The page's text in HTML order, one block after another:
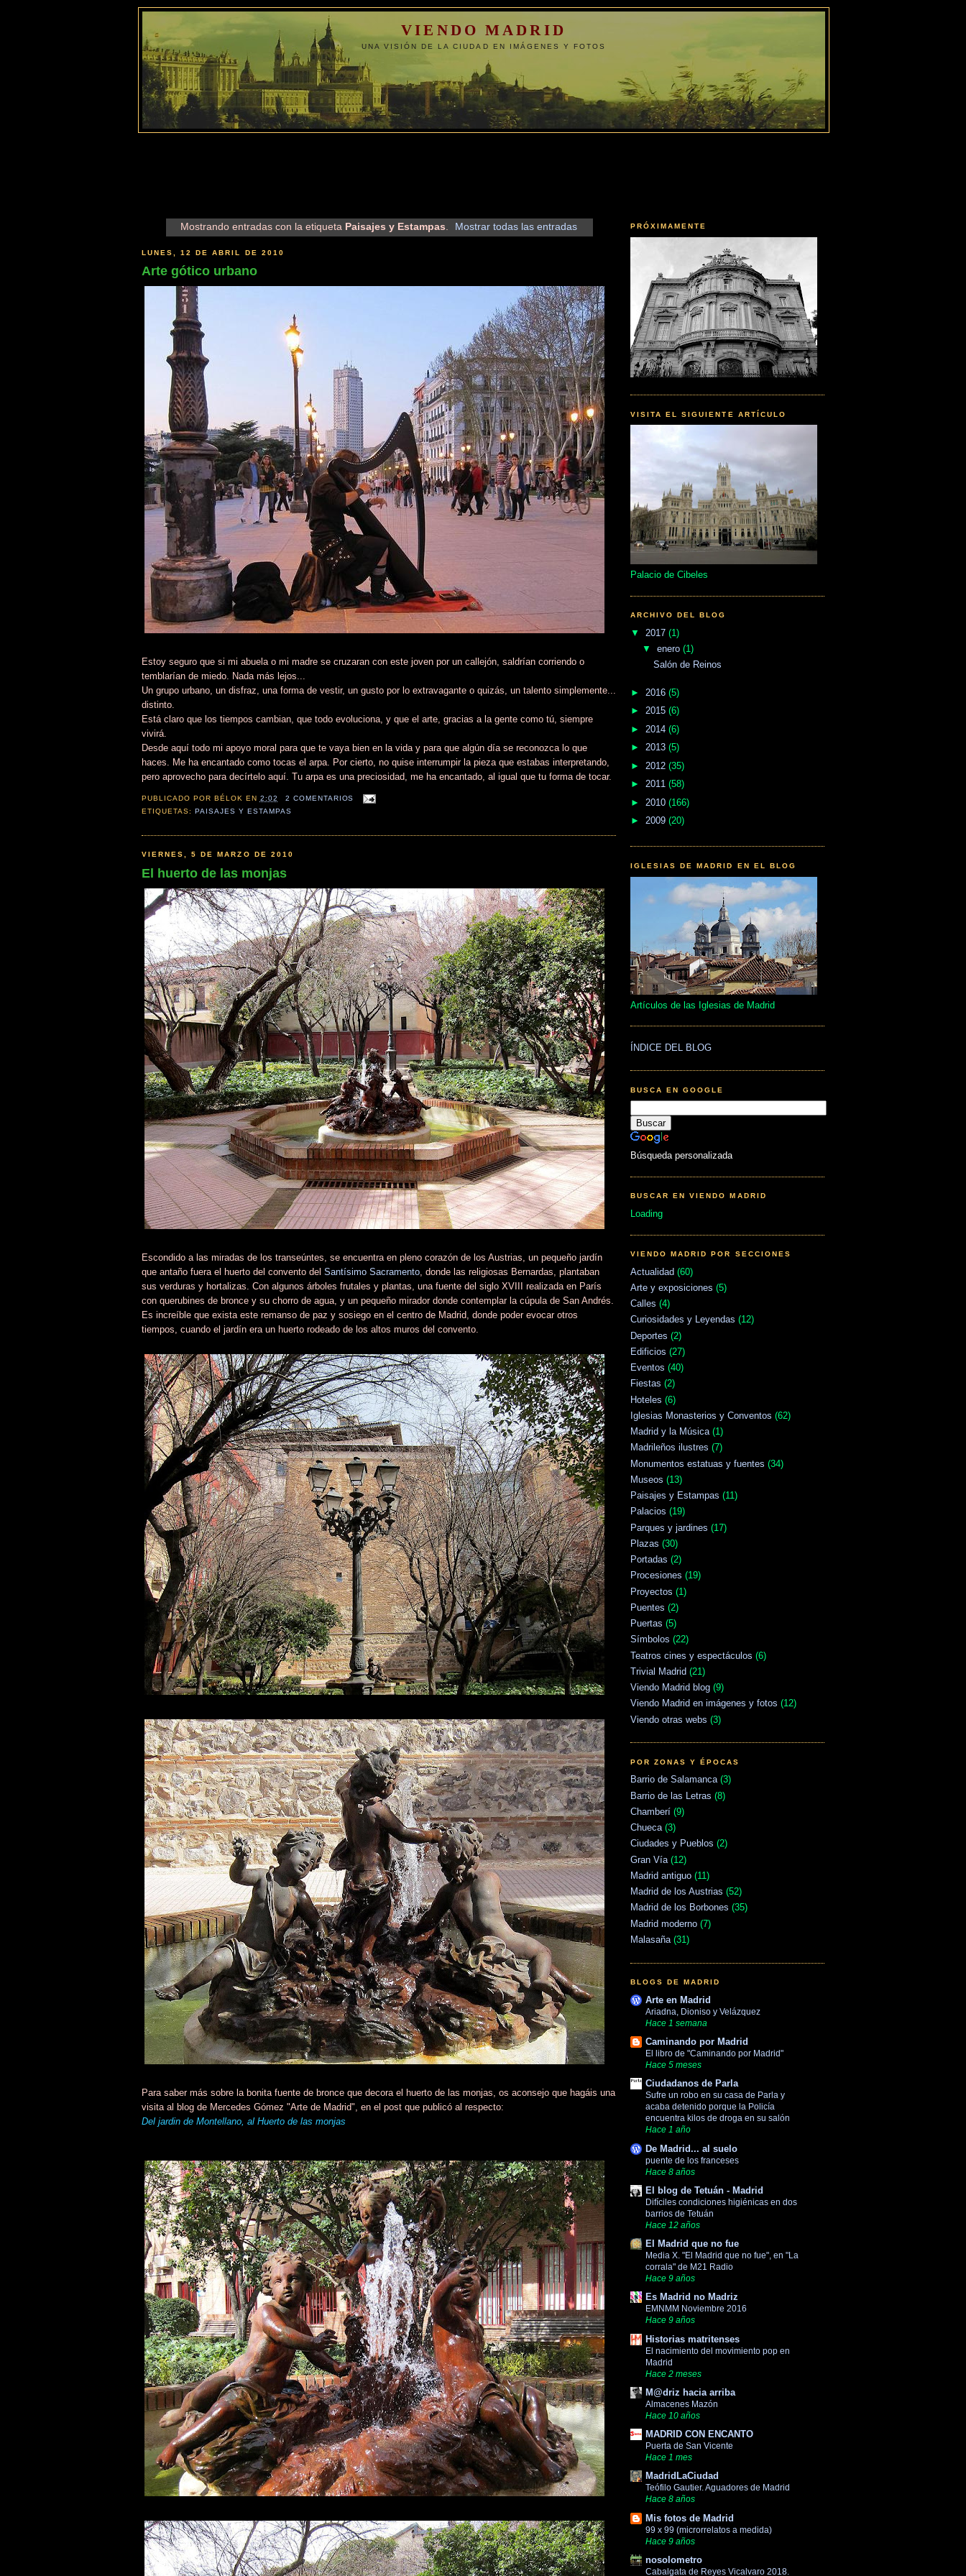
VIENDO MADRID
UNA VISIÓN DE LA CIUDAD EN IMÁGENES Y FOTOS
Mostrando entradas con la etiqueta Paisajes y Estampas. Mostrar todas las entradas
LUNES, 12 DE ABRIL DE 2010
Arte gótico urbano
Estoy seguro que si mi abuela o mi madre se cruzaran con este joven por un callejón, saldrían corriendo o
temblarían de miedo. Nada más lejos...
Un grupo urbano, un disfraz, una forma de vestir, un gusto por lo extravagante o quizás, un talento simplemente...
distinto.
Está claro que los tiempos cambian, que todo evoluciona, y que el arte, gracias a la gente como tú, siempre
vivirá.
Desde aquí todo mi apoyo moral para que te vaya bien en la vida y para que algún día se reconozca lo que
haces. Me ha encantado como tocas el arpa. Por cierto, no quise interrumpir la pieza que estabas interpretando,
pero aprovecho para decírtelo aquí. Tu arpa es una preciosidad, me ha encantado, al igual que tu forma de tocar.
PUBLICADO POR BÉLOK EN 2:02
2 COMENTARIOS
ETIQUETAS: PAISAJES Y ESTAMPAS
VIERNES, 5 DE MARZO DE 2010
El huerto de las monjas
Escondido a las miradas de los transeúntes, se encuentra en pleno corazón de los Austrias, un pequeño jardín
que antaño fuera el huerto del convento del Santísimo Sacramento , donde las religiosas Bernardas, plantaban
sus verduras y hortalizas. Con algunos árboles frutales y plantas, una fuente del siglo XVIII realizada en París
con querubines de bronce y su chorro de agua, y un pequeño mirador donde contemplar la cúpula de San Andrés.
Es increíble que exista este remanso de paz y sosiego en el centro de Madrid, donde poder evocar otros
tiempos, cuando el jardín era un huerto rodeado de los altos muros del convento.
Para saber más sobre la bonita fuente de bronce que decora el huerto de las monjas, os aconsejo que hagáis una
visita al blog de Mercedes Gómez "Arte de Madrid", en el post que publicó al respecto:
Del jardin de Montellano, al Huerto de las monjas
PRÓXIMAMENTE
VISITA EL SIGUIENTE ARTÍCULO
Palacio de Cibeles
ARCHIVO DEL BLOG
▼ 2017 (1)
▼ enero (1)
Salón de Reinos
► 2016 (5)
► 2015 (6)
► 2014 (6)
► 2013 (5)
► 2012 (35)
► 2011 (58)
► 2010 (166)
► 2009 (20)
IGLESIAS DE MADRID EN EL BLOG
Artículos de las Iglesias de Madrid
ÍNDICE DEL BLOG
BUSCA EN GOOGLE
Búsqueda personalizada
BUSCAR EN VIENDO MADRID
Loading
VIENDO MADRID POR SECCIONES
Actualidad (60)
Arte y exposiciones (5)
Calles (4)
Curiosidades y Leyendas (12)
Deportes (2)
Edificios (27)
Eventos (40)
Fiestas (2)
Hoteles (6)
Iglesias Monasterios y Conventos (62)
Madrid y la Música (1)
Madrileños ilustres (7)
Monumentos estatuas y fuentes (34)
Museos (13)
Paisajes y Estampas (11)
Palacios (19)
Parques y jardines (17)
Plazas (30)
Portadas (2)
Procesiones (19)
Proyectos (1)
Puentes (2)
Puertas (5)
Símbolos (22)
Teatros cines y espectáculos (6)
Trivial Madrid (21)
Viendo Madrid blog (9)
Viendo Madrid en imágenes y fotos (12)
Viendo otras webs (3)
POR ZONAS Y ÉPOCAS
Barrio de Salamanca (3)
Barrio de las Letras (8)
Chamberí (9)
Chueca (3)
Ciudades y Pueblos (2)
Gran Vía (12)
Madrid antiguo (11)
Madrid de los Austrias (52)
Madrid de los Borbones (35)
Madrid moderno (7)
Malasaña (31)
BLOGS DE MADRID
Arte en Madrid
Ariadna, Dioniso y Velázquez
Hace 1 semana
Caminando por Madrid
El libro de "Caminando por Madrid"
Hace 5 meses
Ciudadanos de Parla
Sufre un robo en su casa de Parla y
acaba detenido porque la Policía
encuentra kilos de droga en su salón
Hace 1 año
De Madrid... al suelo
puente de los franceses
Hace 8 años
El blog de Tetuán - Madrid
Difíciles condiciones higiénicas en dos
barrios de Tetuán
Hace 12 años
El Madrid que no fue
Media X. "El Madrid que no fue", en "La
corrala" de M21 Radio
Hace 9 años
Es Madrid no Madriz
EMNMM Noviembre 2016
Hace 9 años
Historias matritenses
El nacimiento del movimiento pop en
Madrid
Hace 2 meses
M@driz hacia arriba
Almacenes Mazón
Hace 10 años
MADRID CON ENCANTO
Puerta de San Vicente
Hace 1 mes
MadridLaCiudad
Teófilo Gautier. Aguadores de Madrid
Hace 8 años
Mis fotos de Madrid
99 x 99 (microrrelatos a medida)
Hace 9 años
nosolometro
Cabalgata de Reyes Vicalvaro 2018.